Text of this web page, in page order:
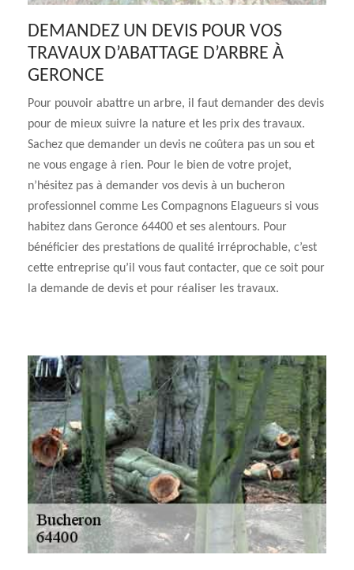
DEMANDEZ UN DEVIS POUR VOS
TRAVAUX D’ABATTAGE D’ARBRE À
GERONCE
Pour pouvoir abattre un arbre, il faut demander des devis
pour de mieux suivre la nature et les prix des travaux.
Sachez que demander un devis ne coûtera pas un sou et
ne vous engage à rien. Pour le bien de votre projet,
n’hésitez pas à demander vos devis à un bucheron
professionnel comme Les Compagnons Elagueurs si vous
habitez dans Geronce 64400 et ses alentours. Pour
bénéficier des prestations de qualité irréprochable, c’est
cette entreprise qu’il vous faut contacter, que ce soit pour
la demande de devis et pour réaliser les travaux.